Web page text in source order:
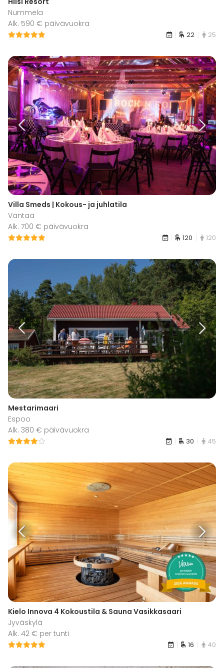
Nummela
Alk. 590 € päivävuokra
22 25
Villa Smeds | Kokous- ja juhlatila
Vantaa
Alk. 700 € päivävuokra
120 120
Mestarimaari
Espoo
Alk. 380 € päivävuokra
30 45
Kielo Innova 4 Kokoustila & Sauna Vasikkasaari
Jyväskylä
Alk. 42 € per tunti
16 40